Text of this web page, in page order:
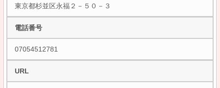
東京都杉並区永福２－５０－３
電話番号
07054512781
URL